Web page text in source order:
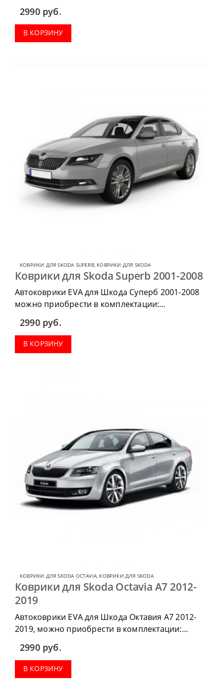
коврики в салон, коврик в багажник.
2990 руб.
В КОРЗИНУ
КОВРИКИ ДЛЯ SKODA SUPERB, КОВРИКИ ДЛЯ SKODA
Коврики для Skoda Superb 2001-2008
Автоковрики EVA для Шкода Суперб 2001-2008
можно приобрести в комплектации:
водительский коврик, комплект передних,
коврики в салон, коврик в багажник.
2990 руб.
В КОРЗИНУ
КОВРИКИ ДЛЯ SKODA OCTAVIA, КОВРИКИ ДЛЯ SKODA
Коврики для Skoda Octavia А7 2012-
2019
Автоковрики EVA для Шкода Октавия А7 2012-
2019, можно приобрести в комплектации:
коврики в салон, коврик в багажник.
2990 руб.
В КОРЗИНУ